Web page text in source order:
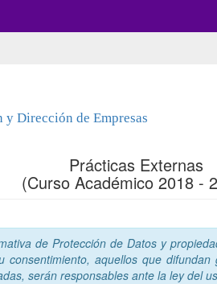
Dirección de Empresas
Prácticas Externas
(Curso Académico 2018 -
de Protección de Datos y
consentimiento, aquellos que
serán responsables ante la ley del